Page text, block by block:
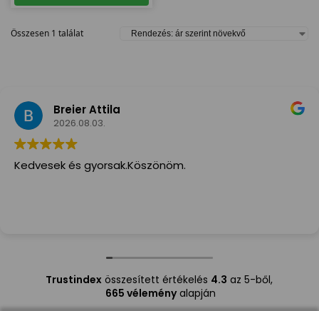
Összesen 1 találat
Breier Attila
2026.08.03.
Kedvesek és gyorsak.Köszönöm.
Trustindexösszesített értékelés 4.3 az 5-ből,
665 véleményalapján